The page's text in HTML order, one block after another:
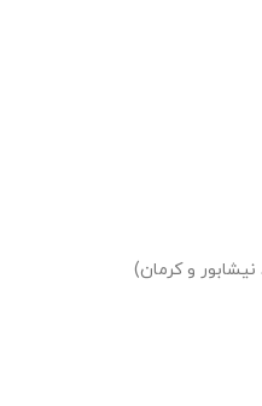
و کرمان)